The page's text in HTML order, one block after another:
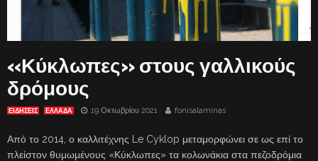
«Κύκλωπες» στους γαλλικούς
δρόμους
ΕΙΔΗΣΕΙΣ ΕΛΛΑΔΑ 19 Οκτωβρίου 2021 fonisalaminas
Από το 2014, ο καλλιτέχνης Le Cyklop μεταμορφώνει σε ως επί το
πλείστον θυμωμένους «Κύκλωπες» τα κολωνάκια στα πεζοδρόμια